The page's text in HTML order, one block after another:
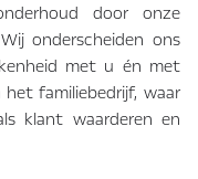
door onze
onderscheiden ons
met u én met
familiebedrijf, waar
klant waarderen en